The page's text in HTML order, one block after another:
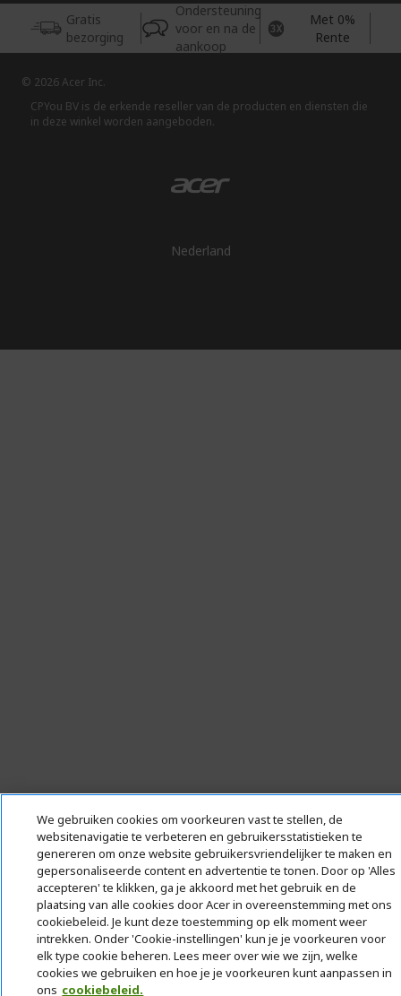
Gratis
bezorging
Ondersteuning
voor en na de
aankoop
Met 0%
Rente
© 2026 Acer Inc.
CPYou BV is de erkende reseller van de producten en diensten die
in deze winkel worden aangeboden.
Nederland
We gebruiken cookies om voorkeuren vast te stellen, de
websitenavigatie te verbeteren en gebruikersstatistieken te
genereren om onze website gebruikersvriendelijker te maken en
gepersonaliseerde content en advertentie te tonen. Door op 'Alles
accepteren' te klikken, ga je akkoord met het gebruik en de
plaatsing van alle cookies door Acer in overeenstemming met ons
cookiebeleid. Je kunt deze toestemming op elk moment weer
intrekken. Onder 'Cookie-instellingen' kun je je voorkeuren voor
elk type cookie beheren. Lees meer over wie we zijn, welke
cookies we gebruiken en hoe je je voorkeuren kunt aanpassen in
ons cookiebeleid.